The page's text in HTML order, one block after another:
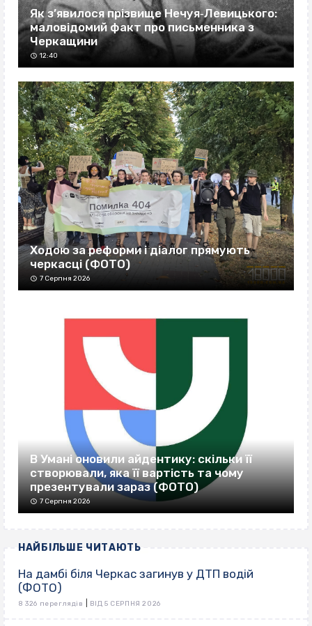
Як з’явилося прізвище Нечуя‐Левицького:
маловідомий факт про письменника з
Черкащини
12:40
Ходою за реформи і діалог прямують
черкасці (ФОТО)
7 Серпня 2026
В Умані оновили айдентику: скільки її
створювали, яка її вартість та чому
презентували зараз (ФОТО)
7 Серпня 2026
НАЙБІЛЬШЕ ЧИТАЮТЬ
На дамбі біля Черкас загинув у ДТП водій
(ФОТО)
8 326 переглядів ВІД 5 СЕРПНЯ 2026